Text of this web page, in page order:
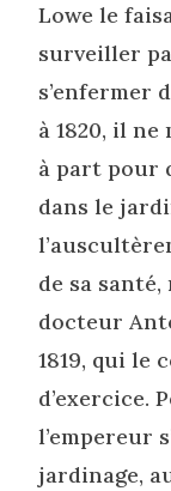
Lowe le
surveiller
s’enfermer
à 1820, il
à part pour
dans le
de sa
docteur
1819, qui le
d’exercice.
l’empereur
jardinage,